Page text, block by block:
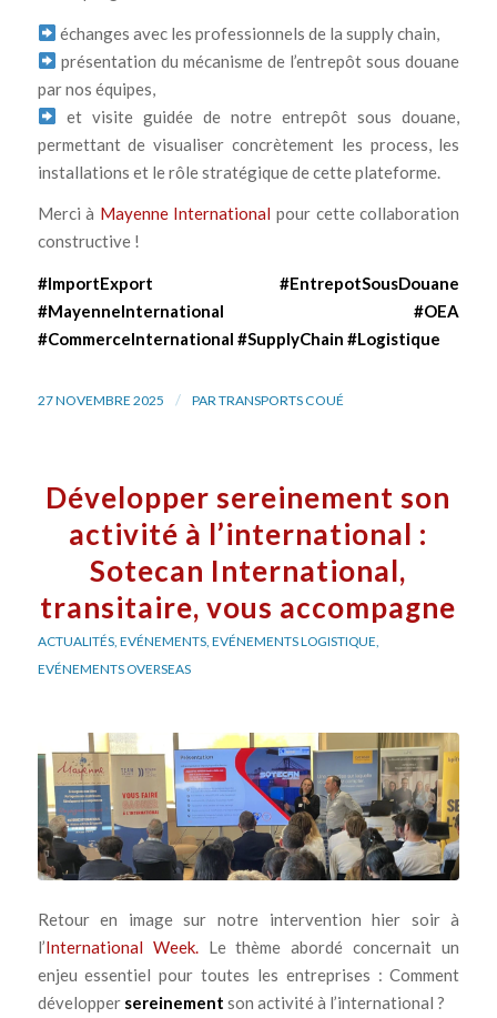
échanges avec les professionnels de la supply chain,
présentation du mécanisme de l’entrepôt sous douane
par nos équipes,
et visite guidée de notre entrepôt sous douane,
permettant de visualiser concrètement les process, les
installations et le rôle stratégique de cette plateforme.
Merci à Mayenne International pour cette collaboration
constructive !
#ImportExport
#EntrepotSousDouane
#MayenneInternational
#OEA
#CommerceInternational #SupplyChain #Logistique
27 NOVEMBRE 2025 / PAR TRANSPORTS COUÉ
Développer sereinement son
activité à l’international :
Sotecan International,
transitaire, vous accompagne
ACTUALITÉS, EVÉNEMENTS, EVÉNEMENTS LOGISTIQUE
EVÉNEMENTS OVERSEAS
Retour en image sur notre intervention hier soir à
l’International Week.Le thème abordé concernait un
enjeu essentiel pour toutes les entreprises : Comment
développer sereinement son activité à l’international ?